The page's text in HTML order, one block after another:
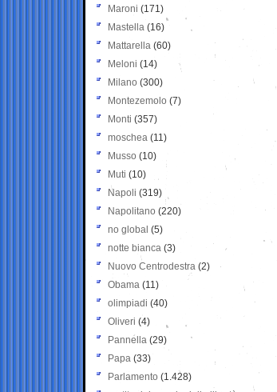
Maroni (171)
Mastella (16)
Mattarella (60)
Meloni (14)
Milano (300)
Montezemolo (7)
Monti (357)
moschea (11)
Musso (10)
Muti (10)
Napoli (319)
Napolitano (220)
no global (5)
notte bianca (3)
Nuovo Centrodestra (2)
Obama (11)
olimpiadi (40)
Oliveri (4)
Pannella (29)
Papa (33)
Parlamento (1.428)